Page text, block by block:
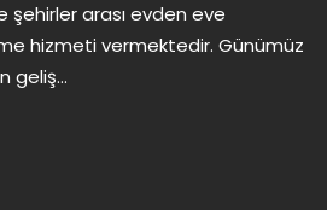
şehirler arası evden eve
hizmeti vermektedir. Günümüz
geliş...